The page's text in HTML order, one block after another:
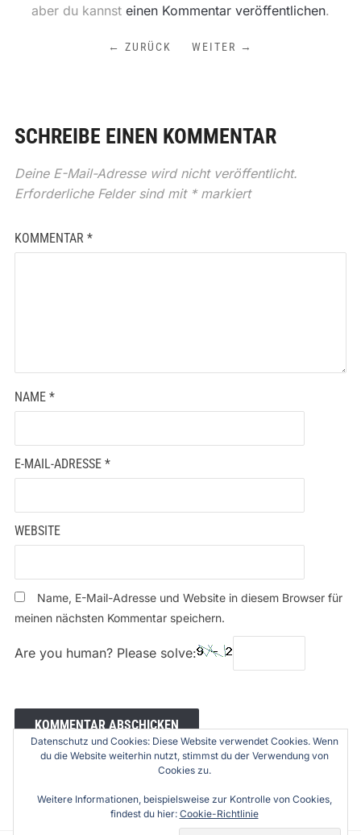
aber du kannst einen Kommentar veröffentlichen.
← ZURÜCK WEITER →
SCHREIBE EINEN KOMMENTAR
Deine E-Mail-Adresse wird nicht veröffentlicht.
Erforderliche Felder sind mit *markiert
KOMMENTAR *
NAME *
E-MAIL-ADRESSE *
WEBSITE
Name, E-Mail-Adresse und Website in diesem Browser für
meinen nächsten Kommentar speichern.
Are you human? Please solve:
Datenschutz und Cookies: Diese Website verwendet Cookies. Wenn
du die Website weiterhin nutzt, stimmst du der Verwendung von
Cookies zu.
Weitere Informationen, beispielsweise zur Kontrolle von Cookies,
findest du hier: Cookie-Richtlinie